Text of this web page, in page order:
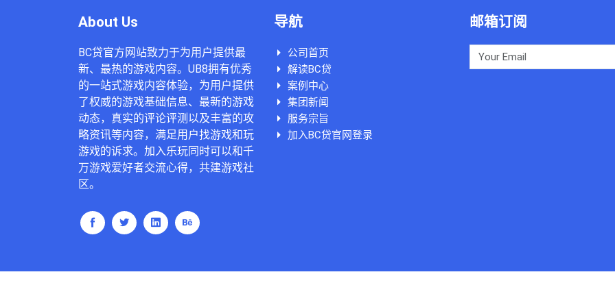
About Us
BC贷官方网站致力于为用户提供最
新、最热的游戏内容。UB8拥有优秀
的一站式游戏内容体验，为用户提供
了权威的游戏基础信息、最新的游戏
动态，真实的评论评测以及丰富的攻
略资讯等内容，满足用户找游戏和玩
游戏的诉求。加入乐玩同时可以和千
万游戏爱好者交流心得，共建游戏社
区。
导航
公司首页
解读BC贷
案例中心
集团新闻
服务宗旨
加入BC贷官网登录
邮箱订阅